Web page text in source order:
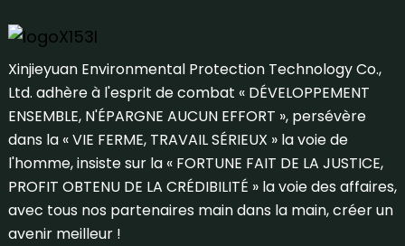
Xinjieyuan Environmental Protection Technology Co.,
Ltd. adhère à l'esprit de combat « DÉVELOPPEMENT
ENSEMBLE, N'ÉPARGNE AUCUN EFFORT », persévère
dans la « VIE FERME, TRAVAIL SÉRIEUX » la voie de
l'homme, insiste sur la « FORTUNE FAIT DE LA JUSTICE,
PROFIT OBTENU DE LA CRÉDIBILITÉ » la voie des affaires,
avec tous nos partenaires main dans la main, créer un
avenir meilleur !